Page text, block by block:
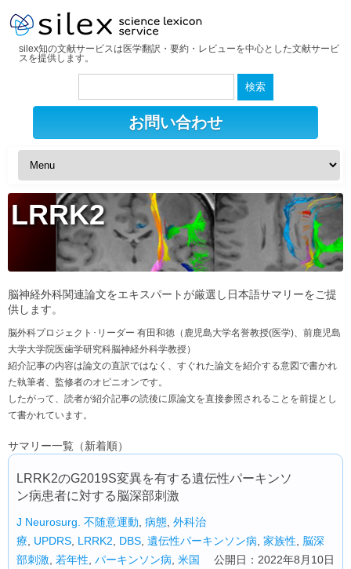
silex知の文献サービスは医学翻訳・要約・レビューを中心とした文献サービ
スを提供します。
検
お問い合わせ
LRRK2
脳神経外科関連論文をエキスパートが厳選し日本語サマリーをご提
供します。
脳外科プロジェクト･リーダー 有田和徳（鹿児島大学名誉教授(医学)、前鹿児島
大学大学院医歯学研究科脳神経外科学教授）
紹介記事の内容は論文の直訳ではなく、すぐれた論文を紹介する意図で書かれ
た執筆者、監修者のオピニオンです。
したがって、読者が紹介記事の読後に原論文を直接参照されることを前提とし
て書かれています。
サマリー一覧（新着順）
LRRK2のG2019S変異を有する遺伝性パーキンソ
ン病患者に対する脳深部刺激
J Neurosurg. 不随意運動 病態 外科治
療
UPDRS LRRK2 DBS 遺伝性パーキンソン病 家族性
脳深
部刺激 若年性 パーキンソン病 米国 公開日：2022年8月10日